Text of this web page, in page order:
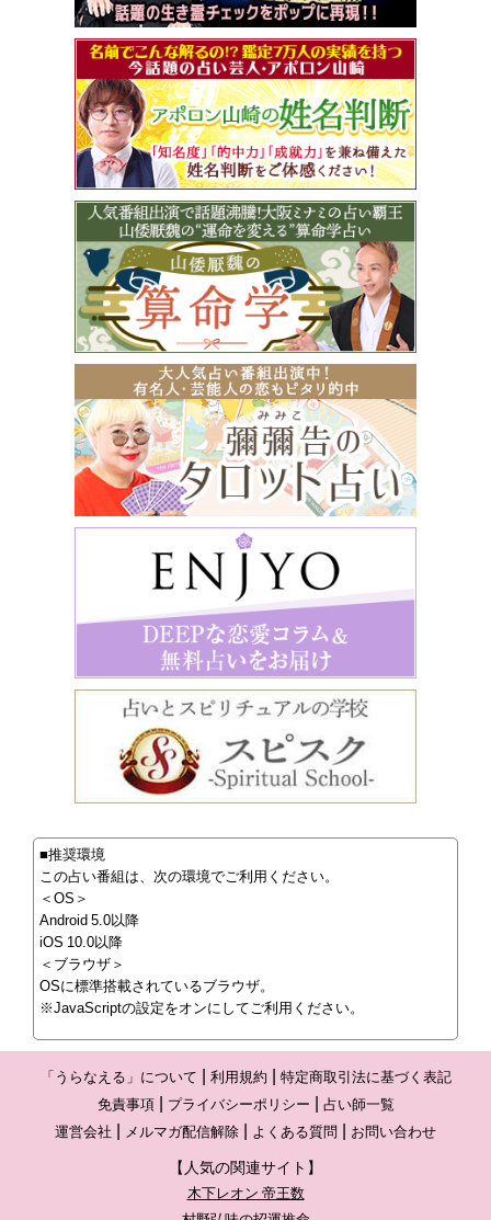
■推奨環境
この占い番組は、次の環境でご利用ください。
＜OS＞
Android 5.0以降
iOS 10.0以降
＜ブラウザ＞
OSに標準搭載されているブラウザ。
※JavaScriptの設定をオンにしてご利用ください。
「うらなえる」について 利用規約
特定商取引法に基づく表記
免責事項
プライバシーポリシー
占い師一覧
運営会社
メルマガ配信解除 よくある質問 お問い合わせ
【人気の関連サイト】
木下レオン 帝王数